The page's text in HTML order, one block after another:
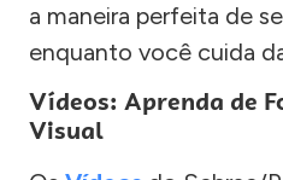
a maneira perfeita de
enquanto você cuida
Vídeos: Aprenda de
Visual